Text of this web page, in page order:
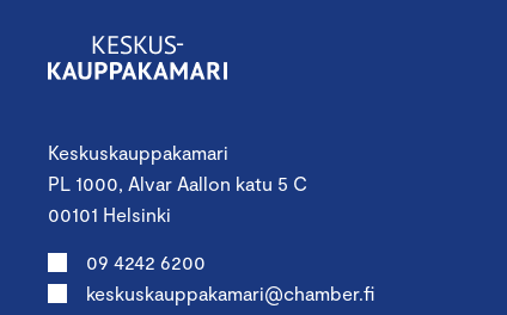
Keskuskauppakamari
PL 1000, Alvar Aallon katu 5 C
00101 Helsinki
09 4242 6200
keskuskauppakamari@chamber.fi